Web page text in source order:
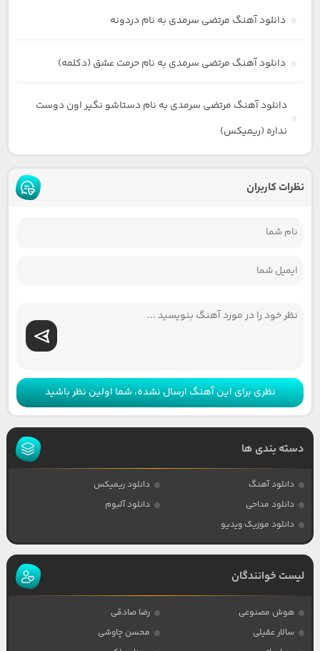
دانلود آهنگ مرتضی سرمدی به نام دردونه
دانلود آهنگ مرتضی سرمدی به نام حرمت عشق (دکلمه)
دانلود آهنگ مرتضی سرمدی به نام دستاشو نگیر اون دوست
نداره (ریمیکس)
نظرات کاربران
نظری برای این آهنگ ارسال نشده، شما اولین نظر باشید
دسته بندی ها
دانلود آهنگ
دانلود ریمیکس
دانلود مداحی
دانلود آلبوم
دانلود موزیک ویدیو
لیست خوانندگان
هوش مصنوعی
رضا صادقی
سالار عقیلی
محسن چاوشی